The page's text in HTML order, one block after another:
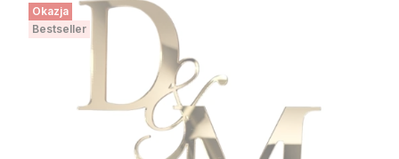
Okazja
Bestseller